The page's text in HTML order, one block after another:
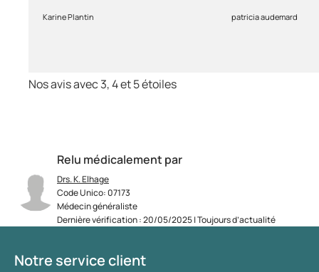
Relu médicalement par
Drs. K. Elhage
Code Unico: 07173
Médecin généraliste
Dernière vérification : 20/05/2025 | Toujours d’actualité
Karine Plantin patricia audemard
Nos avis avec 3, 4 et 5 étoiles
Notre service client